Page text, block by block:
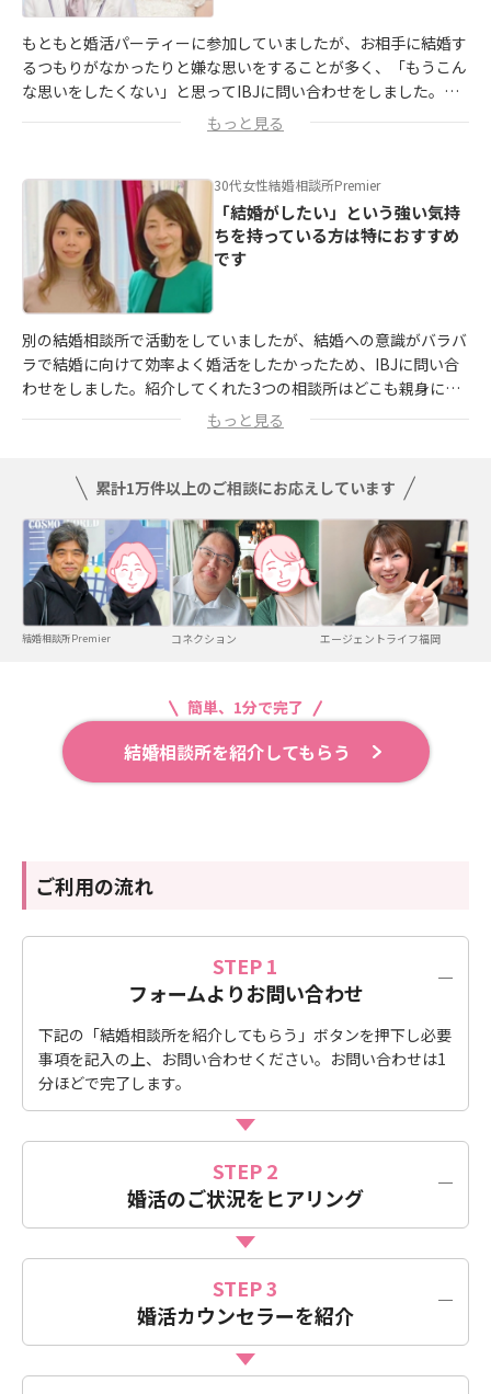
もともと婚活パーティーに参加していましたが、お相手に結婚す
るつもりがなかったりと嫌な思いをすることが多く、「もうこん
な思いをしたくない」と思ってIBJに問い合わせをしました。
IBJの担当者さんは親身にお話を聞いてくださり、サポートが手
結婚相談所での活動中には、婚活に限らず今後生活していくうえ
でも大事なアドバイスをしてくださったことがすごく嬉しかった
です。
もっと見る
30代女性結婚相談所Premier
「結婚がしたい」という強い気持
ちを持っている方は特におすすめ
です
別の結婚相談所で活動をしていましたが、結婚への意識がバラバ
ラで結婚に向けて効率よく婚活をしたかったため、IBJに問い合
わせをしました。 紹介してくれた3つの相談所はどこも親身にな
って話を聞いてくださり、十分信頼できると感じる相談所ばかり
その中でも結婚業界の関わりの長さや成婚率を見て、一番信頼で
きると思った相談所に入会をしました。
活動中は無理に好みでな
い人を勧められるなどはなく、比較的自由度が高かったです。
成婚退会した今振り返ると、自分自身と対話して結婚に向けて気
持ちを固められた方には大変おすすめのサービスだと思います。
もっと見る
累計1万件以上のご相談にお応えしています
結婚相談所Premier コネクション エージェントライフ福岡
簡単、1分で完了
結婚相談所を紹介してもらう
ご利用の流れ
STEP 1
フォームよりお問い合わせ
下記の「結婚相談所を紹介してもらう」ボタンを押下し必要
事項を記入の上、お問い合わせください。お問い合わせは1
分ほどで完了します。
STEP 2
婚活のご状況をヒアリング
IBJの専任スタッフよりご連絡いたします。ご希望条件や婚
活に関する不安などをお聞かせください。無理な入会勧誘な
STEP 3
婚活カウンセラーを紹介
ヒアリングした内容をもとに、あなたに合う婚活カウンセラ
ーが在籍している結婚相談所をお探しします。その後お探し